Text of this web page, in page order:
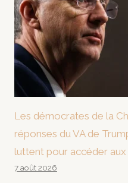
Les démocrates de la
réponses du VA de
luttent pour accéder
7 août 2026